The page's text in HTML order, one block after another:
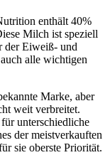
enthält 40%
Milch ist speziell
der Eiweiß- und
alle wichtigen
Marke, aber
weit verbreitet.
unterschiedliche
der meistverkauften
sie oberste Priorität.